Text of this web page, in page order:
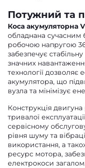
Потужний та
Коса акумуляторна
обладнана сучасним
робочою напругою
забезпечує
значних
технології
акумулятора, що
вузла та мінімізує
Конструкція
тривалої
сервісному
рівня шуму та
використання, а
ресурс мотора,
електрокоси загалом.